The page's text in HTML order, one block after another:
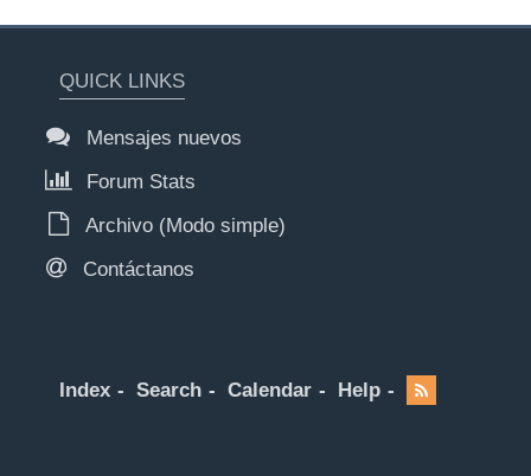
QUICK LINKS
Mensajes nuevos
Forum Stats
Archivo (Modo simple)
Contáctanos
Index Search Calendar Help